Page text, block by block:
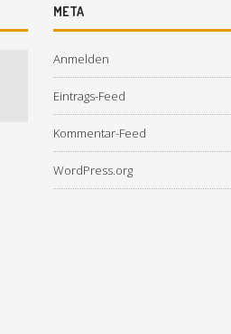
META
Anmelden
Eintrags-Feed
Kommentar-Feed
WordPress.org